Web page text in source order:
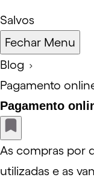
Salvos
Fechar Menu
Blog
Pagamento
Pagamento
As compras por
utilizadas e as